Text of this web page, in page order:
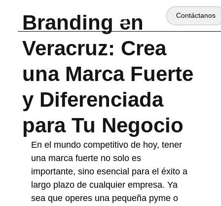
Contáctanos
Branding en
Veracruz: Crea
una Marca Fuerte
y Diferenciada
para Tu Negocio
En el mundo competitivo de hoy, tener
una marca fuerte no solo es
importante, sino esencial para el éxito a
largo plazo de cualquier empresa. Ya
sea que operes una pequeña pyme o